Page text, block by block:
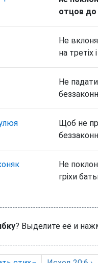
отцов до
Не
на
Не
Щоб не
Не
гріхи
? Выделите её и